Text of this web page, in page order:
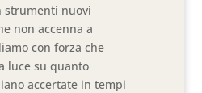
strumenti nuovi
non accenna a
con forza che
luce su quanto
accertate in tempi